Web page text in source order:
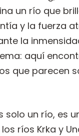
un río que
y la fuerza
la
aquí
que parecen
solo un río, es
ríos Krka y